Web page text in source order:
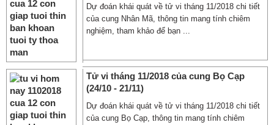
Dự đoán khái quát về tử vi tháng 11/2018 chi tiết
của cung Nhân Mã, thông tin mang tính chiêm
nghiệm, tham khảo để bạn ...
Tử vi tháng 11/2018 của cung Bọ Cạp
(24/10 - 21/11)
Dự đoán khái quát về tử vi tháng 11/2018 chi tiết
của cung Bọ Cạp, thông tin mang tính chiêm